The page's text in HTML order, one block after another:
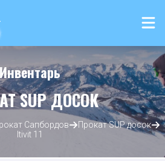
SUP ДОСОК
Сапбордов
Прокат SUP досок
Itivit 11